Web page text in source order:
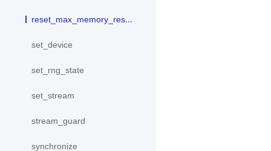
reset_max_memory_reserved
set_device
set_rng_state
set_stream
stream_guard
synchronize